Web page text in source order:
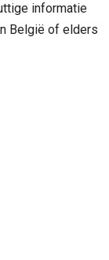
informatie
België of elders